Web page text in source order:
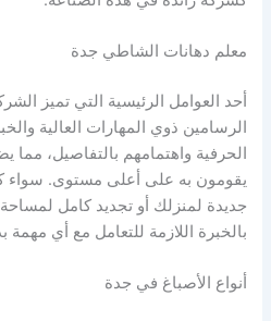
معلم دهانات الشاطي جدة
أحد العوامل الرئيسية التي تميز
الرسامين ذوي المهارات العالية
الحرفية واهتمامهم بالتفاصيل،
يقومون به على أعلى مستوى. سواء
جديدة لمنزلك أو تجديد كامل لمساحة
بالخبرة اللازمة للتعامل مع أي مهمة
أنواع الأصباغ في جدة